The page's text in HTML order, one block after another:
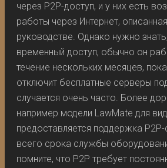
через P2P-доступ, и у них есть
работы через Интернет,
руководстве. Однако нужно
временный доступ, обычно он
течение нескольких месяцев,
отключит бесплатные серверы
случается очень часто. Более
например модели LawMate для
предоставляется поддержка
всего срока службы
помните, что P2P требует